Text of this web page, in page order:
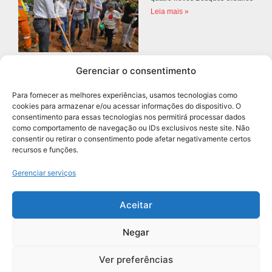
Gerenciar o consentimento
Para fornecer as melhores experiências, usamos tecnologias como
cookies para armazenar e/ou acessar informações do dispositivo. O
consentimento para essas tecnologias nos permitirá processar dados
como comportamento de navegação ou IDs exclusivos neste site. Não
consentir ou retirar o consentimento pode afetar negativamente certos
recursos e funções.
Gerenciar serviços
Aceitar
Negar
Ver preferências
Leia mais »
para professores
Leia mais »
Navegação
Grupo União de Jornais | Todos os Direitos Reservados